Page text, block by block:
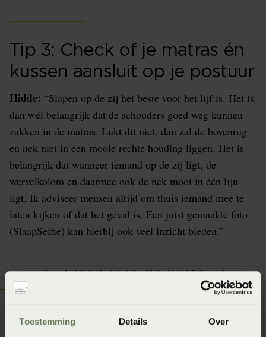
Toestemming Details Over
Tip 3: Check of je matras én
kussen aansluit op je postuur
Hidde: “Slapen op de zij het beste voor het lijf is. Het is
dan wél belangrijk dat de schouders goed weg kunnen
zakken in de matras. Lukt dit niet, dan zal de bovenrug
en nek niet in een mooie rechte houding liggen. Het is
belangrijk dat wanneer iemand op de zij ligt, de
wervelkolom en daarmee ook de nek mooi in één lijn
ligt. Ik adviseer mensen altijd om thuis iemand mee te
laten kijken of dat het geval is. Een juist gemaakte foto
(SlaapSelfie) kan hierbij ook veel inzicht bieden.”